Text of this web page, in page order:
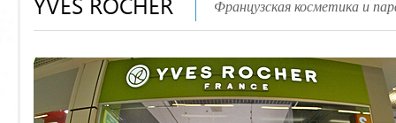
Французская косметика и